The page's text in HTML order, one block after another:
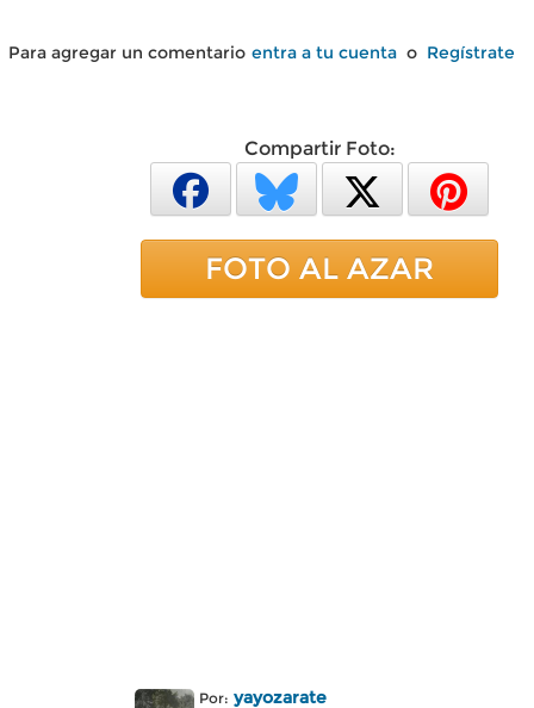
Para agregar un comentario entra a tu cuenta o Regístrate
Compartir Foto:
FOTO AL AZAR
Por: yayozarate